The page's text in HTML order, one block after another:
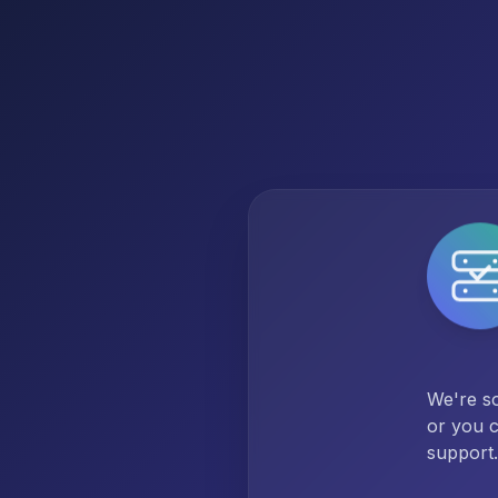
We're
or you
support.